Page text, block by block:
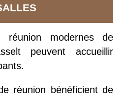
modernes de
peuvent accueillir
réunion bénéficient de